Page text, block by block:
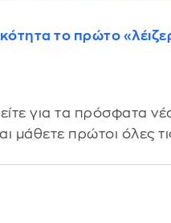
το πρώτο
για τα πρόσφατα
μάθετε πρώτοι όλες